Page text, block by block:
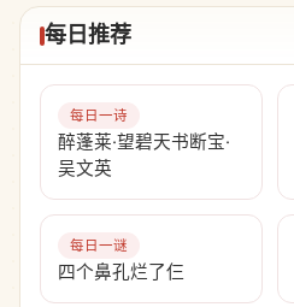
每日推荐
每日一诗
醉蓬莱·望碧天书断宝·
吴文英
每日一谜
四个鼻孔烂了仨